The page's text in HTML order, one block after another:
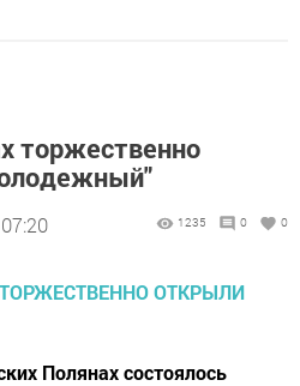
торжественно
1235 0 0
Полянах состоялось